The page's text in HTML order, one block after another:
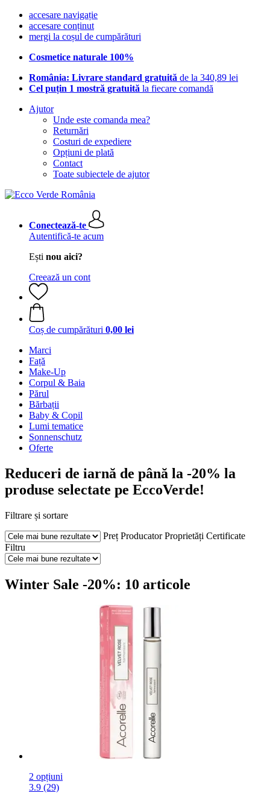
accesare navigație
accesare conținut
mergi la coșul de cumpărături
Cosmetice naturale 100%
România: Livrare standard gratuită de la 340,89 lei
Cel puțin 1 mostră gratuită la fiecare comandă
Ajutor
Unde este comanda mea?
Returnări
Costuri de expediere
Opțiuni de plată
Contact
Toate subiectele de ajutor
Conectează-te
Autentifică-te acum
Ești nou aici?
Creează un cont
Coș de cumpărături 0,00 lei
Marci
Față
Make-Up
Corpul & Baia
Părul
Bărbații
Baby & Copil
Lumi tematice
Sonnenschutz
Oferte
Reduceri de iarnă de până la -20% la
produse selectate pe EccoVerde!
Filtrare și sortare
Preț Producator Proprietăți Certificate
Filtru
Winter Sale -20%: 10 articole
2 opțiuni
3.9 (29)